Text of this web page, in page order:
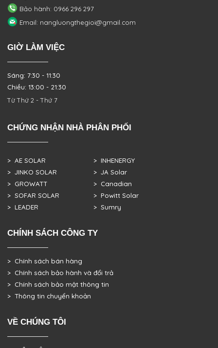
Bảo hành: 0966 296 297
Email: nangluongthegioi@gmail.com
GIỜ LÀM VIỆC
Sáng: 7:30 - 11:30
Chiều: 13:00 - 21:30
Từ Thứ 2 - Thứ 7
CHỨNG NHẬN NHÀ PHÂN PHỐI
> AE SOLAR
> JINKO SOLAR
> GROWATT
> SOFAR SOLAR
> LEADER
> INHENERGY
> JA Solar
> Canadian
> Powitt Solar
> Sumry
CHÍNH SÁCH CÔNG TY
> Chính sách bán hàng
> Chính sách bảo hành và đổi trả
> Chính sách bảo mật thông tin
> Thông tin chuyển khoản
VỀ CHÚNG TÔI